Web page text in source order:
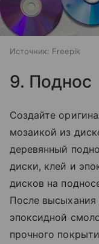
Источник: Freepik
9. Поднос
Создайте
мозаикой из
деревянный
диски, клей и
дисков на
После высыхания
эпоксидной
прочного